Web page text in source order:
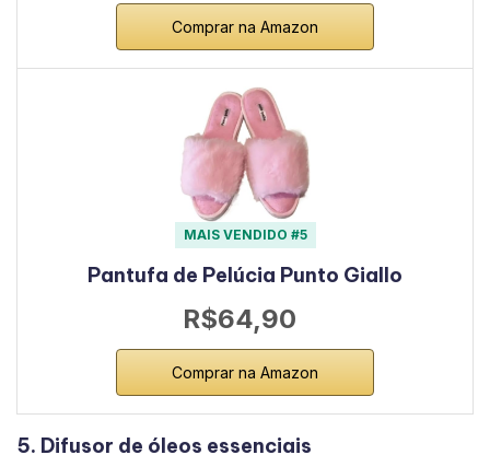
Comprar na Amazon
MAIS VENDIDO #5
Pantufa de Pelúcia Punto Giallo
R$64,90
Comprar na Amazon
5. Difusor de óleos essenciais